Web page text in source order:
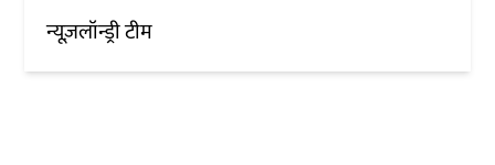
न्यूज़लॉन्ड्री टीम